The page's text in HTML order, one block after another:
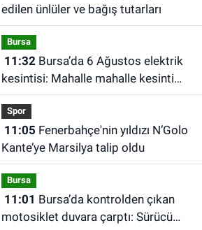
edilen ünlüler ve bağış tutarları
Bursa
11:32Bursa’da 6 Ağustos elektrik
kesintisi: Mahalle mahalle kesinti
saatleri
Spor
11:05
Kante’ye Marsilya talip oldu
Bursa
11:01
motosiklet duvara çarptı: Sürücü